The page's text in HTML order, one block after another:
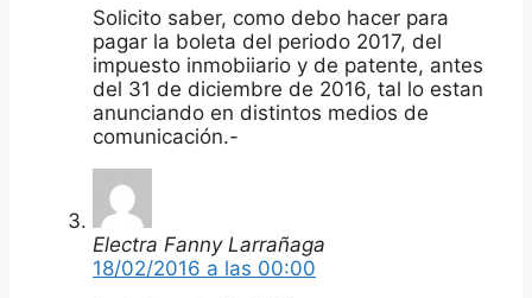
Solicito saber, como debo hacer para
pagar la boleta del periodo 2017, del
impuesto inmobiiario y de patente, antes
del 31 de diciembre de 2016, tal lo estan
anunciando en distintos medios de
comunicación.-
Electra Fanny Larrañaga
18/02/2016 a las 00:00